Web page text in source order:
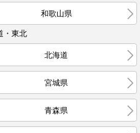
和歌山県
・東北
北海道
宮城県
青森県